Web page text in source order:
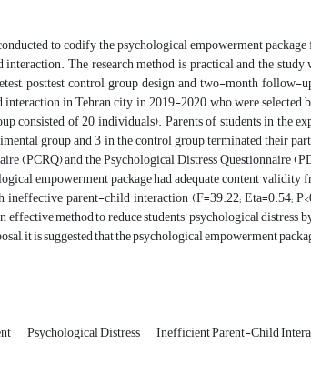
to codify the psychological empowerment
The research method is practical and the
posttest, control group design and two-month
in Tehran city in 2019-2020, who were
consisted of 20 individuals). Parents of students in the
group and 3 in the control group terminated their
(PCRQ) and the Psychological Distress Questionnaire
empowerment package had adequate content
ineffective parent-child interaction (F=39.22; Eta=0.54;
effective method to reduce students’ psychological
it is suggested that the psychological empowerment
Psychological Distress Inefficient Parent-Child